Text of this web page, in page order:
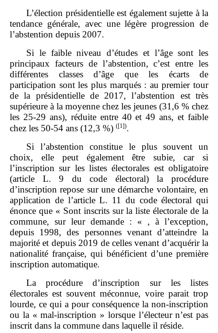
L’élection présidentielle est également sujette à la
tendance générale, avec une légère progression de
l’abstention depuis 2007.
Si le faible niveau d’études et l’âge sont les
principaux facteurs de l’abstention, c’est entre les
différentes classes d’âge que les écarts de
participation sont les plus marqués : au premier tour
de la présidentielle de 2017, l’abstention est très
supérieure à la moyenne chez les jeunes (31,6 % chez
les 25‑29 ans), réduite entre 40 et 49 ans, et faible
chez les 50‑54 ans (12,3 %) ([1]).
Si l’abstention constitue le plus souvent un
choix, elle peut également être subie, car si
l’inscription sur les listes électorales est obligatoire
(article L. 9 du code électoral) la procédure
d’inscription repose sur une démarche volontaire, en
application de l’article L. 11 du code électoral qui
énonce que « Sont inscrits sur la liste électorale de la
commune, sur leur demande : « , à l’exception,
depuis 1998, des personnes venant d’atteindre la
majorité et depuis 2019 de celles venant d’acquérir la
nationalité française, qui bénéficient d’une première
inscription automatique.
La procédure d’inscription sur les listes
électorales est souvent méconnue, voire parait trop
lourde, ce qui a pour conséquence la non‑inscription
ou la « mal‑inscription » lorsque l’électeur n’est pas
inscrit dans la commune dans laquelle il réside.